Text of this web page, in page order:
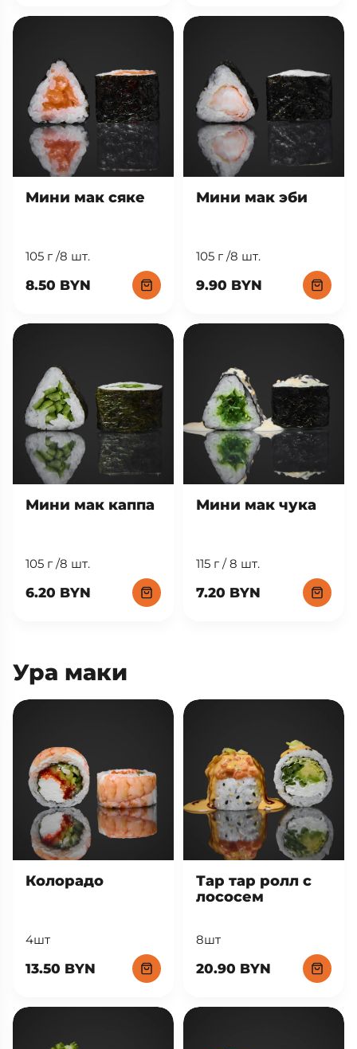
Мини мак сяке
105 г /8 шт.
8.50 BYN
Мини мак эби
105 г /8 шт.
9.90 BYN
Мини мак каппа
105 г /8 шт.
6.20 BYN
Мини мак чука
115 г / 8 шт.
7.20 BYN
Ура маки
Колорадо
4шт
13.50 BYN
Тар тар ролл с
лососем
8шт
20.90 BYN